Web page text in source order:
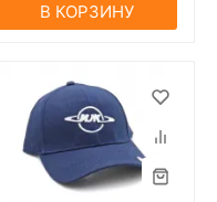
В КОРЗИНУ